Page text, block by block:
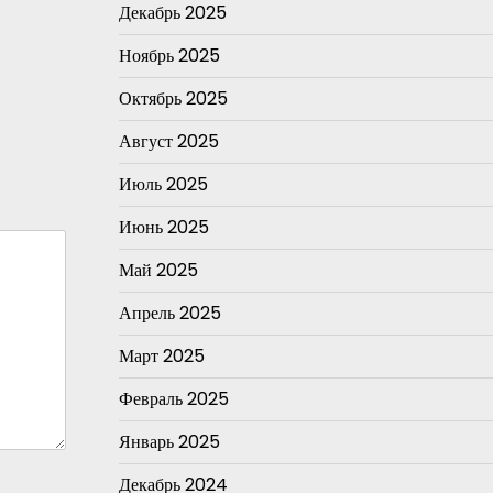
Декабрь 2025
Ноябрь 2025
Октябрь 2025
Август 2025
Июль 2025
Июнь 2025
Май 2025
Апрель 2025
Март 2025
Февраль 2025
Январь 2025
Декабрь 2024